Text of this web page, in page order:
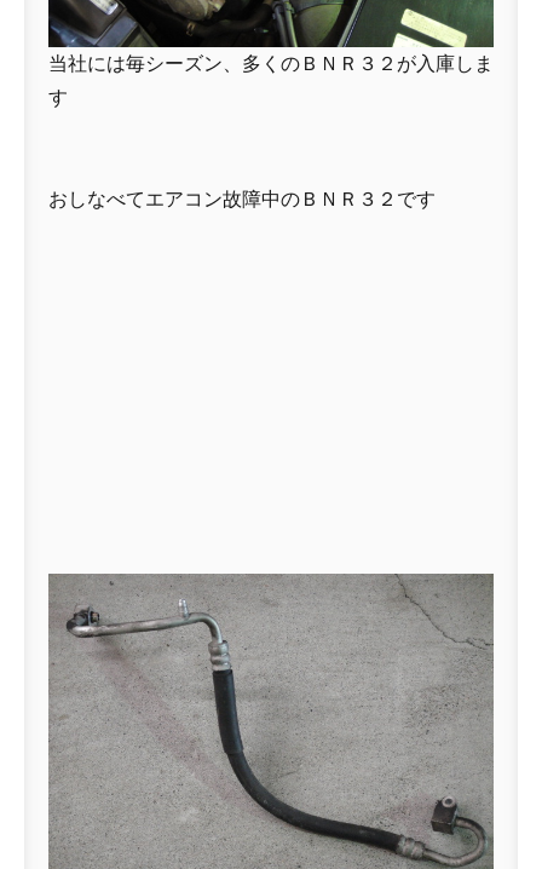
当社には毎シーズン、多くのＢＮＲ３２が入庫しま
す
おしなべてエアコン故障中のＢＮＲ３２です